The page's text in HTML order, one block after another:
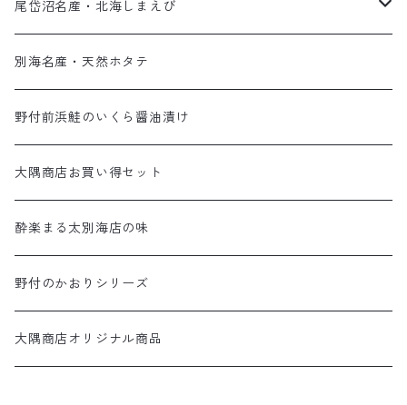
尾岱沼名産・北海しまえび
最高の食感！夏の北海しまえび
子持ちが嬉しい！秋の北海しまえび
別海名産・天然ホタテ
野付前浜鮭のいくら醤油漬け
大隅商店お買い得セット
酔楽まる太別海店の味
野付のかおりシリーズ
大隅商店オリジナル商品